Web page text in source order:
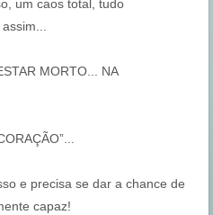
um caos total, tudo
MORTO... NA
e precisa se dar a chance de
capaz!